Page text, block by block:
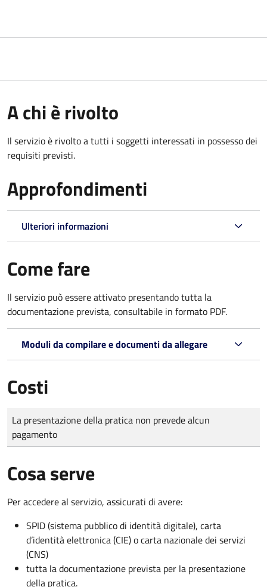
A chi è rivolto
Il servizio è rivolto a tutti i soggetti interessati in possesso dei
requisiti previsti.
Approfondimenti
Ulteriori informazioni
Come fare
Il servizio può essere attivato presentando tutta la
documentazione prevista, consultabile in formato PDF.
Moduli da compilare e documenti da allegare
Costi
Tipo di pagamento
Importo
La presentazione della pratica non prevede alcun
pagamento
Cosa serve
Per accedere al servizio, assicurati di avere:
SPID (sistema pubblico di identità digitale), carta
d’identità elettronica (CIE) o carta nazionale dei servizi
(CNS)
tutta la documentazione prevista per la presentazione
della pratica.